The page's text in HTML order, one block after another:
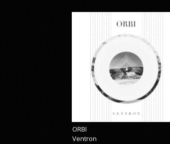
ORBI
Ventron